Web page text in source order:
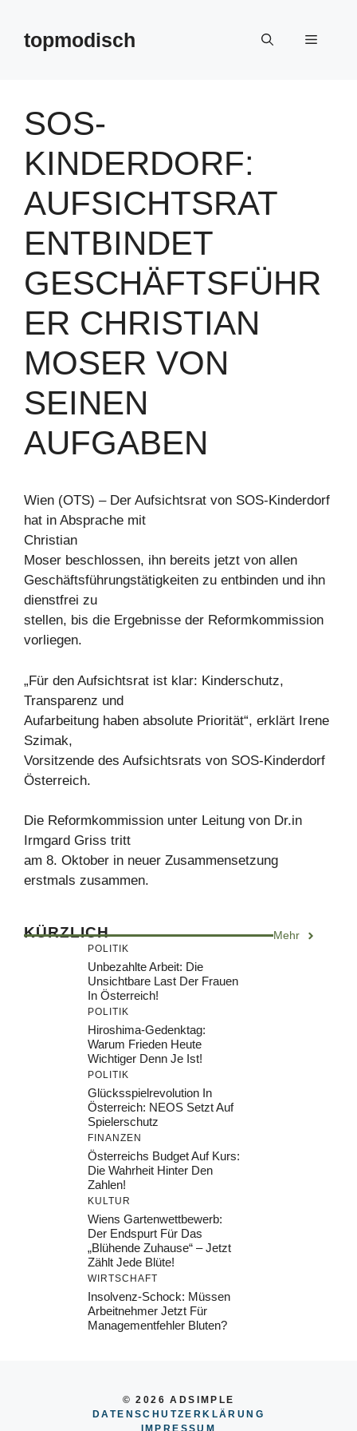
springentopmodisch Menü
SOS-
KINDERDORF:
AUFSICHTSRAT
ENTBINDET
GESCHÄFTSFÜHR
ER CHRISTIAN
MOSER VON
SEINEN
AUFGABEN
Wien (OTS) – Der Aufsichtsrat von SOS-Kinderdorf
hat in Absprache mit
Christian
Moser beschlossen, ihn bereits jetzt von allen
Geschäftsführungstätigkeiten zu entbinden und ihn
dienstfrei zu
stellen, bis die Ergebnisse der Reformkommission
vorliegen.
„Für den Aufsichtsrat ist klar: Kinderschutz,
Transparenz und
Aufarbeitung haben absolute Priorität“, erklärt Irene
Szimak,
Vorsitzende des Aufsichtsrats von SOS-Kinderdorf
Österreich.
Die Reformkommission unter Leitung von Dr.in
Irmgard Griss tritt
am 8. Oktober in neuer Zusammensetzung
erstmals zusammen.
KÜRZLICH Mehr
POLITIK
Unbezahlte Arbeit: Die
Unsichtbare Last Der Frauen
In Österreich!
POLITIK
Hiroshima-Gedenktag:
Warum Frieden Heute
Wichtiger Denn Je Ist!
POLITIK
Glücksspielrevolution In
Österreich: NEOS Setzt Auf
Spielerschutz
FINANZEN
Österreichs Budget Auf Kurs:
Die Wahrheit Hinter Den
Zahlen!
KULTUR
Wiens Gartenwettbewerb:
Der Endspurt Für Das
„Blühende Zuhause“ – Jetzt
Zählt Jede Blüte!
WIRTSCHAFT
Insolvenz-Schock: Müssen
Arbeitnehmer Jetzt Für
Managementfehler Bluten?
© 2026 ADSIMPLE
DATENSCHUTZERKLÄRUNG
IMPRESSUM